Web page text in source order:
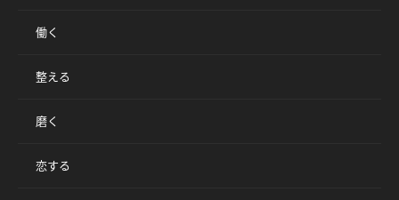
働く
整える
磨く
恋する